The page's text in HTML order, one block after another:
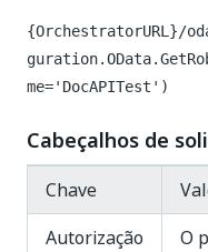
{OrchestratorURL}/
me='DocAPITest')
Cabeçalhos de
Chave
Autorização
O